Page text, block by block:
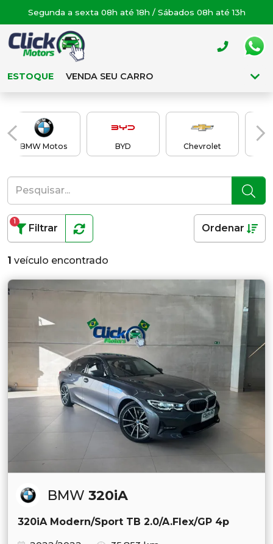
Segunda a sexta 08h até 18h / Sábados 08h até 13h
ESTOQUE VENDA SEU CARRO
BMW Motos BYD Chevrolet
Filtrar
1
Ordenar
1 veículo encontrado
BMW 320iA
320iA Modern/Sport TB 2.0/A.Flex/GP 4p